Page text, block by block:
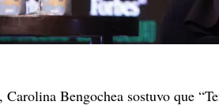
Carolina Bengochea sostuvo que